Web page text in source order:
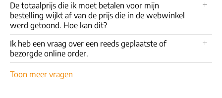
De totaalprijs die ik moet betalen voor mijn
bestelling wijkt af van de prijs die in de webwinkel
werd getoond. Hoe kan dit?
Ik heb een vraag over een reeds geplaatste of
bezorgde online order.
Toon meer vragen